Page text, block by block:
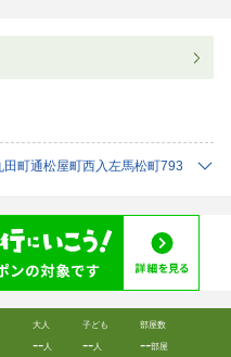
町通松屋町西入左馬松町793
大人
--人
子ども
--人
部屋数
--部屋